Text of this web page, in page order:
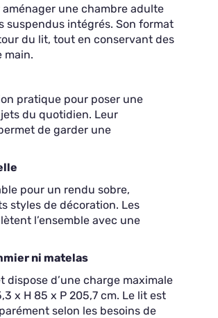
une chambre adulte
suspendus intégrés. Son format
du lit, tout en conservant des
main.
pratique pour poser une
du quotidien. Leur
de garder une
pour un rendu sobre,
styles de décoration. Les
l’ensemble avec une
ni matelas
d’une charge maximale
x H 85 x P 205,7 cm. Le lit est
selon les besoins de